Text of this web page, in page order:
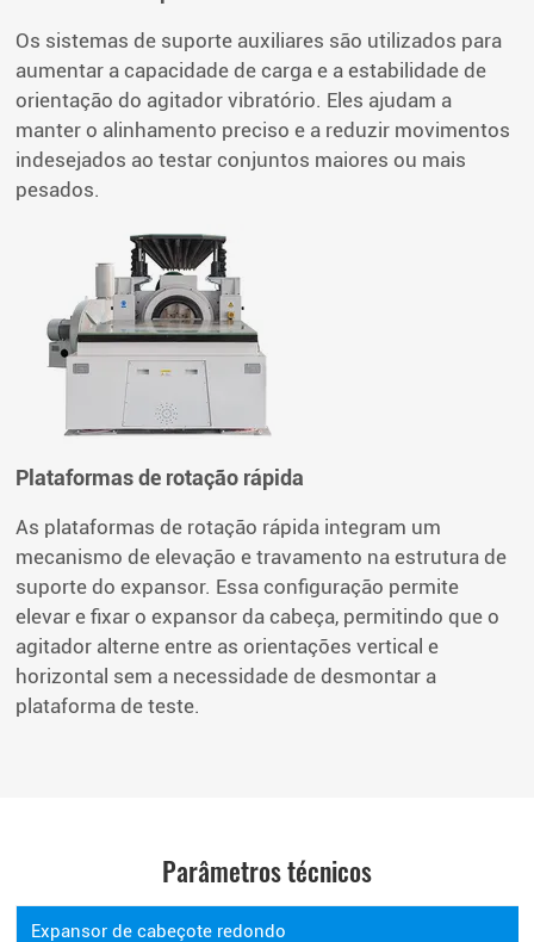
Os sistemas de suporte auxiliares são utilizados para
aumentar a capacidade de carga e a estabilidade de
orientação do agitador vibratório. Eles ajudam a
manter o alinhamento preciso e a reduzir movimentos
indesejados ao testar conjuntos maiores ou mais
pesados.
Plataformas de rotação rápida
As plataformas de rotação rápida integram um
mecanismo de elevação e travamento na estrutura de
suporte do expansor. Essa configuração permite
elevar e fixar o expansor da cabeça, permitindo que o
agitador alterne entre as orientações vertical e
horizontal sem a necessidade de desmontar a
plataforma de teste.
Parâmetros técnicos
Expansor de cabeçote redondo